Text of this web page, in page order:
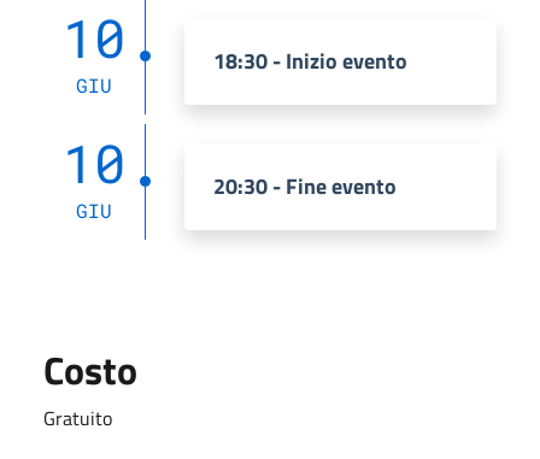
10
GIU
18:30 - Inizio evento
10
GIU
20:30 - Fine evento
Costo
Gratuito